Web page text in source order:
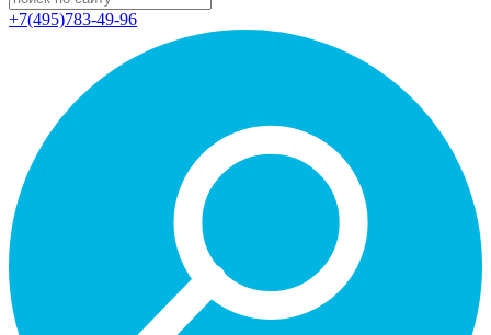
+7(495)783-49-96